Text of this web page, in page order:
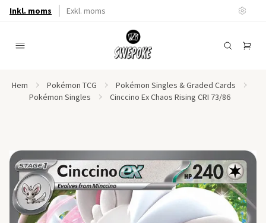
Inkl. moms Exkl. moms
Hem Pokémon TCG
Pokémon Singles & Graded Cards
Pokémon Singles
Cinccino Ex Chaos Rising CRI 73/86